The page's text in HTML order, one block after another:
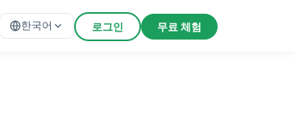
한국어 로그인 무료 체험